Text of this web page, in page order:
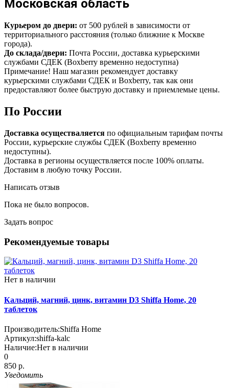
Московская область
Курьером до двери: от 500 рублей в зависимости от
территориального расстояния (только ближние к Москве
города).
До склада/двери: Почта России, доставка курьерскими
службами СДЕК (Boxberry временно недоступна)
Примечание! Наш магазин рекомендует доставку
курьерскими службами СДЕК и Boxberry, так как они
предоставляют более быструю доставку и приемлемые цены.
По России
Доставка осуществаляется по официальным тарифам почты
России, курьерские службы СДЕК (Boxberry временно
недоступны).
Доставка в регионы осуществляется после 100% оплаты.
Доставим в любую точку России.
Написать отзыв
Пока не было вопросов.
Задать вопрос
Рекомендуемые товары
Нет в наличии
Кальций, магний, цинк, витамин D3 Shiffa Home, 20
таблеток
Производитель:Shiffa Home
Артикул:shiffa-kalc
Наличие:Нет в наличии
0
850 р.
Уведомить